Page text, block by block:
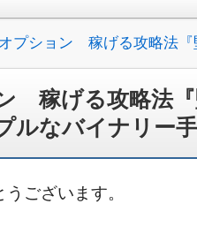
プション 稼げる攻略法『
稼げる攻略法『
ルなバイナリー
ございます。